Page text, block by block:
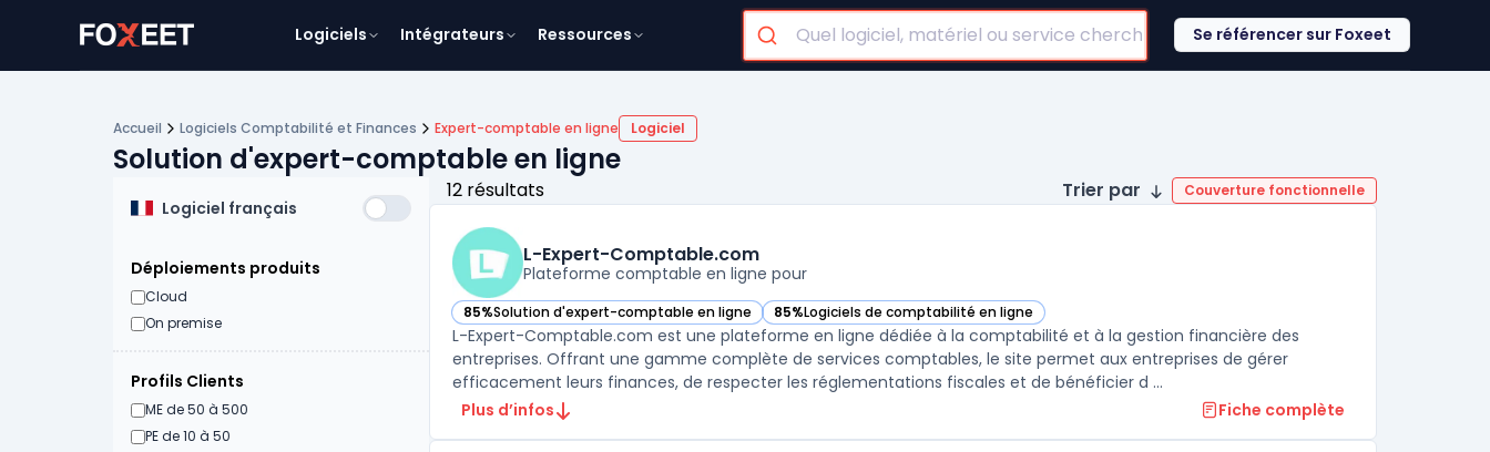
Logiciels Intégrateurs Ressources Se référencer sur Foxeet
Accueil Logiciels Comptabilité et Finances Expert-comptable en ligne Logiciel
Solution d'expert-comptable en ligne
Logiciel français
Déploiements produits
Cloud
On premise
Profils Clients
ME de 50 à 500
PE de 10 à 50
12 résultats Trier par Couverture fonctionnelle
L-Expert-Comptable.com
Plateforme comptable en ligne pour
85%Solution d'expert-comptable en ligne
— voir L-Expert-Comptable.com dans cette catégorie
85%Logiciels de comptabilité en ligne
— voir L-Expert-Comptable.com dans cette catégorie
L-Expert-Comptable.com est une plateforme en ligne dédiée à la comptabilité et à la gestion financière des
entreprises. Offrant une gamme complète de services comptables, le site permet aux entreprises de gérer
efficacement leurs finances, de respecter les réglementations fiscales et de bénéficier d ...
Plus d’infos
Fiche complète